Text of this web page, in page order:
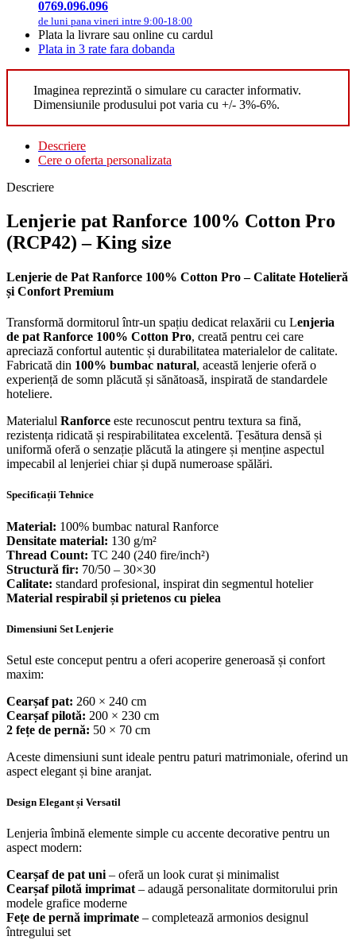
0769.096.096
de luni pana vineri intre 9:00-18:00
Plata la livrare sau online cu cardul
Plata in 3 rate fara dobanda
Imaginea reprezintă o simulare cu caracter informativ.
Dimensiunile produsului pot varia cu +/- 3%-6%.
Descriere
Cere o oferta personalizata
Descriere
Lenjerie pat Ranforce 100% Cotton Pro
(RCP42) – King size
Lenjerie de Pat Ranforce 100% Cotton Pro – Calitate Hotelieră
și Confort Premium
Transformă dormitorul într-un spațiu dedicat relaxării cu Lenjeria
de pat Ranforce 100% Cotton Pro, creată pentru cei care
apreciază confortul autentic și durabilitatea materialelor de calitate.
Fabricată din 100% bumbac natural, această lenjerie oferă o
experiență de somn plăcută și sănătoasă, inspirată de standardele
hoteliere.
Materialul Ranforce este recunoscut pentru textura sa fină,
rezistența ridicată și respirabilitatea excelentă. Țesătura densă și
uniformă oferă o senzație plăcută la atingere și menține aspectul
impecabil al lenjeriei chiar și după numeroase spălări.
Specificații Tehnice
Material: 100% bumbac natural Ranforce
Densitate material: 130 g/m²
Thread Count: TC 240 (240 fire/inch²)
Structură fir: 70/50 – 30×30
Calitate: standard profesional, inspirat din segmentul hotelier
Material respirabil și prietenos cu pielea
Dimensiuni Set Lenjerie
Setul este conceput pentru a oferi acoperire generoasă și confort
maxim:
Cearșaf pat: 260 × 240 cm
Cearșaf pilotă: 200 × 230 cm
2 fețe de pernă: 50 × 70 cm
Aceste dimensiuni sunt ideale pentru paturi matrimoniale, oferind un
aspect elegant și bine aranjat.
Design Elegant și Versatil
Lenjeria îmbină elemente simple cu accente decorative pentru un
aspect modern:
Cearșaf de pat uni – oferă un look curat și minimalist
Cearșaf pilotă imprimat – adaugă personalitate dormitorului prin
modele grafice moderne
Fețe de pernă imprimate – completează armonios designul
întregului set